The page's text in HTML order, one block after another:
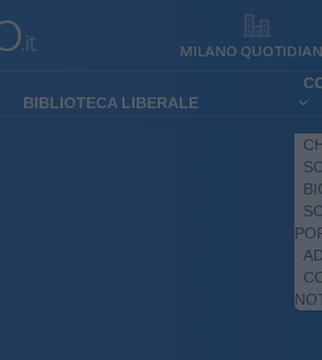
MILANO
BIBLIOTECA LIBERALE